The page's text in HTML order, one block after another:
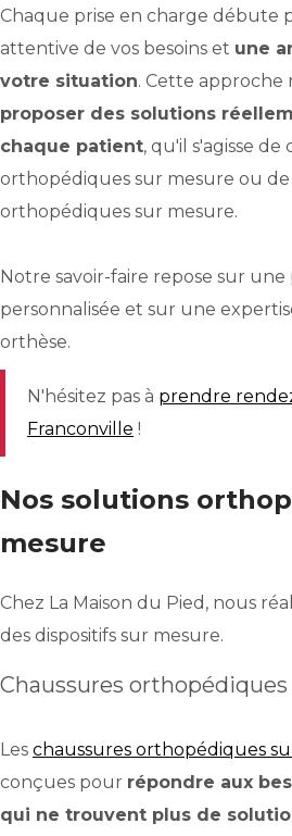
Chaque prise en charge débute
attentive de vos besoins et une
votre situation. Cette approche
proposer des solutions
chaque patient, qu'il s'agisse de
orthopédiques sur mesure ou de
orthopédiques sur mesure.
Notre savoir-faire repose sur une
personnalisée et sur une
orthèse.
N'hésitez pas à prendre
Franconville !
Nos solutions
mesure
Chez La Maison du Pied, nous
des dispositifs sur mesure.
Chaussures
Les chaussures orthopédiques
conçues pour répondre aux
qui ne trouvent plus de